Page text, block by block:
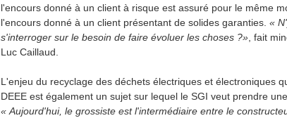
l'encours donné à un client à risque est assuré pour le même
l'encours donné à un client présentant de solides garanties. «
s'interroger sur le besoin de faire évoluer les choses ?» , fait
Luc Caillaud.
L'enjeu du recyclage des déchets électriques et électroniques
DEEE est également un sujet sur lequel le SGI veut prendre
« Aujourd'hui, le grossiste est l'intermédiaire entre le